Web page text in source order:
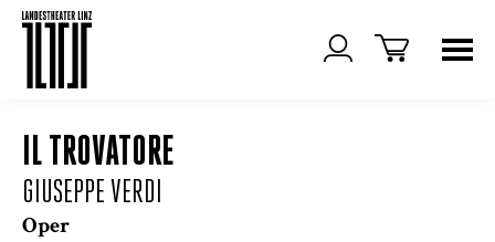
IL TROVATORE
GIUSEPPE VERDI
Oper